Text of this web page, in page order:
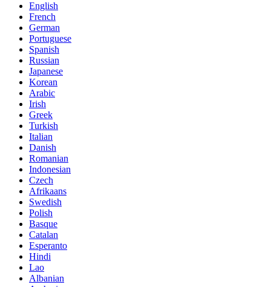
English
French
German
Portuguese
Spanish
Russian
Japanese
Korean
Arabic
Irish
Greek
Turkish
Italian
Danish
Romanian
Indonesian
Czech
Afrikaans
Swedish
Polish
Basque
Catalan
Esperanto
Hindi
Lao
Albanian